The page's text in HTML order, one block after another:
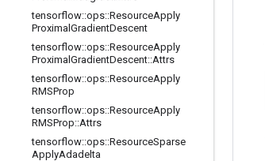
tensorflow::ops::ResourceApply
Proximal GradientDescent
tensorflow::ops::ResourceApply
Proximal GradientDescent::Attrs
tensorflow::ops::ResourceApply
RMSProp
tensorflow::ops::ResourceApply
RMSProp::Attrs
tensorflow::ops::ResourceSparse
ApplyAdadelta